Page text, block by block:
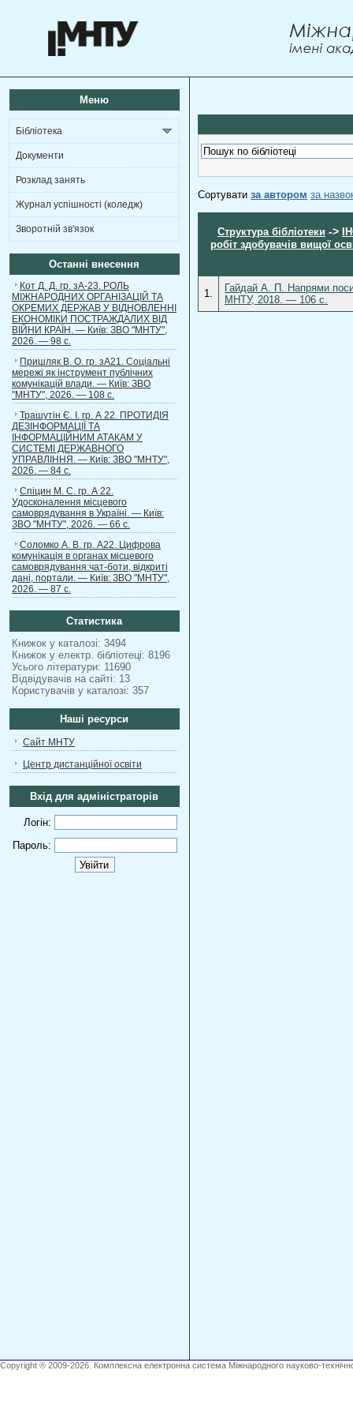
Меню
Бібліотека
Документи
Розклад занять
Журнал успішності (коледж)
Зворотній зв'язок
Останні внесення
Кот Д. Д. гр. зА-23. РОЛЬ
МІЖНАРОДНИХ ОРГАНІЗАЦІЙ ТА
ОКРЕМИХ ДЕРЖАВ У ВІДНОВЛЕННІ
ЕКОНОМІКИ ПОСТРАЖДАЛИХ ВІД
ВІЙНИ КРАЇН. — Київ: ЗВО "МНТУ",
2026. — 98 с.
Пришляк В. О. гр. зА21. Соціальні
мережі як інструмент публічних
комунікацій влади. — Київ: ЗВО
"МНТУ", 2026. — 108 с.
Трашутін Є. І. гр. А 22. ПРОТИДІЯ
ДЕЗІНФОРМАЦІЇ ТА
ІНФОРМАЦІЙНИМ АТАКАМ У
СИСТЕМІ ДЕРЖАВНОГО
УПРАВЛІННЯ. — Київ: ЗВО "МНТУ",
2026. — 84 с.
Спіцин М. С. гр. А 22.
Удосконалення місцевого
самоврядування в Україні. — Київ:
ЗВО "МНТУ", 2026. — 66 с.
Соломко А. В. гр. А22. Цифрова
комунікація в органах місцевого
самоврядування:чат-боти, відкриті
дані, портали. — Київ: ЗВО "МНТУ",
2026. — 87 с.
Статистика
Книжок у каталозі: 3494
Книжок у електр. бібліотеці: 8196
Усього літератури: 11690
Відвідувачів на сайті: 13
Користувачів у каталозі: 357
Наші ресурси
Сайт МНТУ
Центр дистанційної освіти
Вхід для адміністраторів
Логін:
Пароль:
Сортувати за автором за
Структура бібліотеки ->
робіт здобувачів вищої
1.
Гайдай А. П. Напрями
МНТУ, 2018. — 106 с.
Copyright ® 2009-2026. Комплексна електронна система Міжнародного науково-